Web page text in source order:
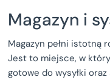
Magazyn i
Magazyn pełni istotną
Jest to miejsce, w
gotowe do wysyłki